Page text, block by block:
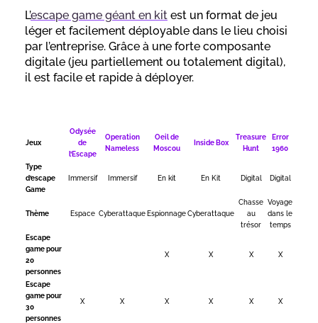
L’escape game géant en kit est un format de jeu
léger et facilement déployable dans le lieu choisi
par l’entreprise. Grâce à une forte composante
digitale (jeu partiellement ou totalement digital),
il est facile et rapide à déployer.
Jeux
Odysée
de
l’Escape
Operation
Nameless
Oeil de
Moscou
Inside Box
Treasure
Hunt
Error
1960
Type
d’escape
Game
Immersif Immersif En kit En Kit Digital Digital
Thème Espace Cyberattaque EspionnageCyberattaque
Chasse
au
trésor
Voyage
dans le
temps
Escape
game pour
20
personnes
X X X X
Escape
game pour
30
personnes
X X X X X X